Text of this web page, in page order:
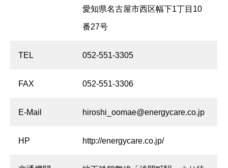
愛知県名古屋市西区幅下1丁目10
番27号
TEL 052-551-3305
FAX 052-551-3306
E-Mail hiroshi_oomae@energycare.co.jp
HP http://energycare.co.jp/